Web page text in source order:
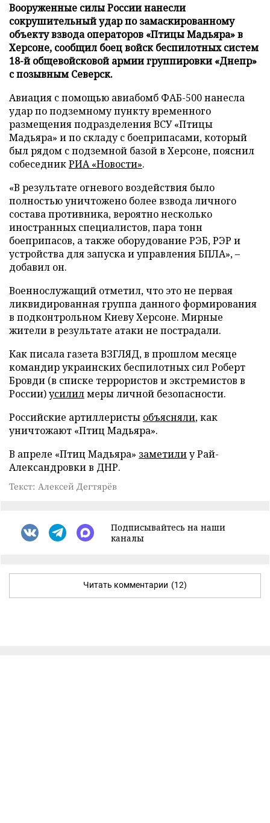
Вооруженные силы России нанесли
сокрушительный удар по замаскированному
объекту взвода операторов «Птицы Мадьяра» в
Херсоне, сообщил боец войск беспилотных систем
18-й общевойсковой армии группировки «Днепр»
с позывным Северск.
Авиация с помощью авиабомб ФАБ-500 нанесла
удар по подземному пункту временного
размещения подразделения ВСУ «Птицы
Мадьяра» и по складу с боеприпасами, который
был рядом с подземной базой в Херсоне, пояснил
собеседникРИА «Новости».
«В результате огневого воздействия было
полностью уничтожено более взвода личного
состава противника, вероятно несколько
иностранных специалистов, пара тонн
боеприпасов, а также оборудование РЭБ, РЭР и
устройства для запуска и управления БПЛА», –
добавил он.
Военнослужащий отметил, что это не первая
ликвидированная группа данного формирования
в подконтрольном Киеву Херсоне. Мирные
жители в результате атаки не пострадали.
Как писала газета ВЗГЛЯД, в прошлом месяце
командир украинских беспилотных сил Роберт
Бровди (в списке террористов и экстремистов в
России)усилилмеры личной безопасности.
Российские артиллеристы объясняли, как
уничтожают «Птиц Мадьяра».
В апреле «Птиц Мадьяра» заметилиу Рай-
Александровки в ДНР.
Текст: Алексей Дегтярёв
Подписывайтесь на наши
каналы
Читать комментарии (12)